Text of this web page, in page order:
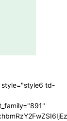
style="style6 td-